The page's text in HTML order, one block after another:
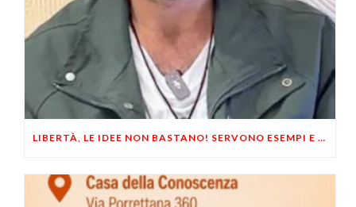
LIBERTÀ, LE IDEE NON BASTANO! SERVONO ESEMPI E UN PO’ DI COERENZA